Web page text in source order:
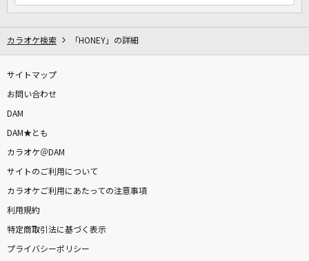
カラオケ検索 「HONEY」の詳細
サイトマップ
お問い合わせ
DAM
DAM★とも
カラオケ＠DAM
サイトのご利用について
カラオケご利用にあたっての注意事項
利用規約
特定商取引法に基づく表示
プライバシーポリシー